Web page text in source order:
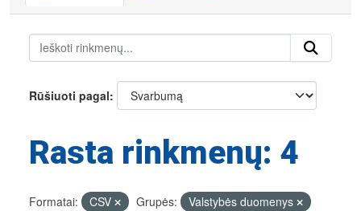
Rūšiuoti pagal
Rasta rinkmenų: 4
Formatai: CSV Grupės:
Valstybės duomenys